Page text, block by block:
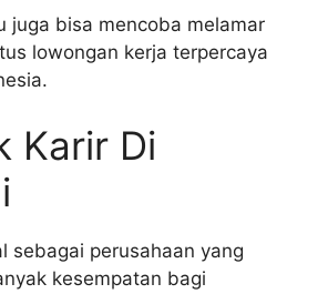
juga bisa mencoba melamar
lowongan kerja terpercaya
Karir Di
sebagai perusahaan yang
kesempatan bagi